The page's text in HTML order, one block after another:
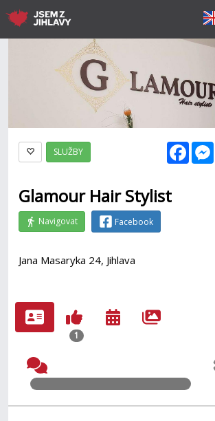
SLUŽBY
Glamour Hair Stylist
Navigovat Facebook
Jana Masaryka 24, Jihlava
1